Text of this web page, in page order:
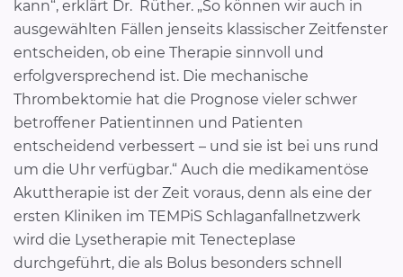
kann“, erklärt Dr. Rüther. „So können wir auch in
ausgewählten Fällen jenseits klassischer Zeitfenster
entscheiden, ob eine Therapie sinnvoll und
erfolgversprechend ist. Die mechanische
Thrombektomie hat die Prognose vieler schwer
betroffener Patientinnen und Patienten
entscheidend verbessert – und sie ist bei uns rund
um die Uhr verfügbar.“ Auch die medikamentöse
Akuttherapie ist der Zeit voraus, denn als eine der
ersten Kliniken im TEMPiS Schlaganfallnetzwerk
wird die Lysetherapie mit Tenecteplase
durchgeführt, die als Bolus besonders schnell